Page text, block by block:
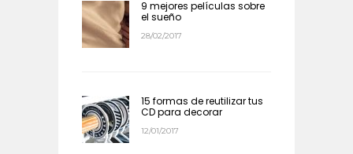
9 mejores películas sobre
el sueño
28/02/2017
15 formas de reutilizar tus
CD para decorar
12/01/2017